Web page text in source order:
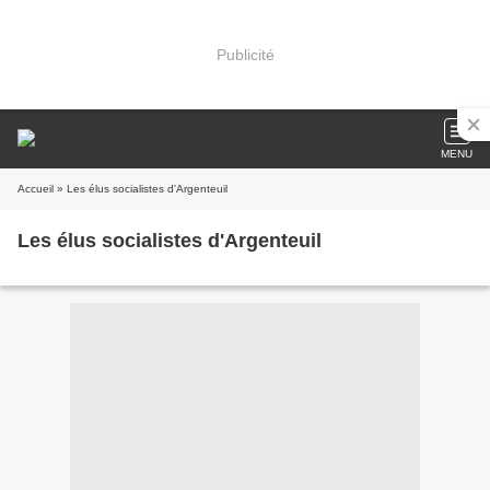
Publicité
MENU
Accueil » Les élus socialistes d'Argenteuil
Les élus socialistes d'Argenteuil